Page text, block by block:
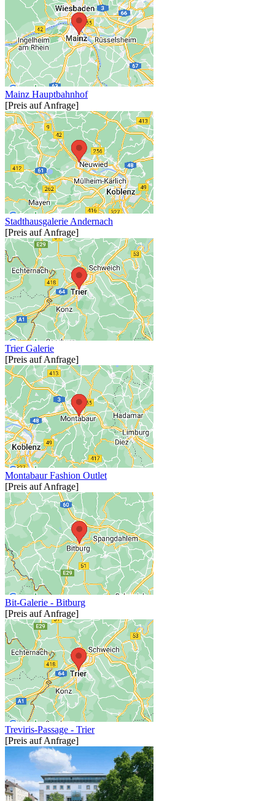
Mainz Hauptbahnhof
[Preis auf Anfrage]
Stadthausgalerie Andernach
[Preis auf Anfrage]
Trier Galerie
[Preis auf Anfrage]
Montabaur Fashion Outlet
[Preis auf Anfrage]
Bit-Galerie - Bitburg
[Preis auf Anfrage]
Treviris-Passage - Trier
[Preis auf Anfrage]